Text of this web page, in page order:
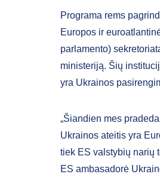
Programa rems
Europos ir
parlamento)
ministeriją. Šių
yra Ukrainos
„Šiandien mes
Ukrainos ateitis yra
tiek ES valstybių narių
ES ambasadorė